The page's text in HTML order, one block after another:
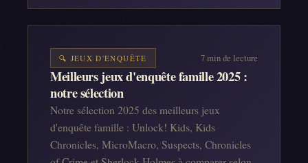
🔍 JEUX D'ENQUÊTE 7min de lecture
Meilleurs jeux d'enquête famille 2025 :
notre sélection
Notre sélection 2025 des meilleurs jeux
d'enquête famille : Unlock! Kids, Kids
Chronicles, MicroMacro, Suspects, Chronicles